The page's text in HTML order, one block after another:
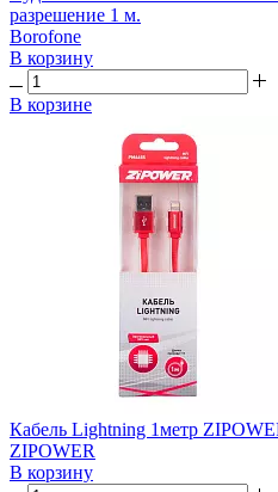
разрешение 1 м.
Borofone
В корзину
В корзине
Кабель Lightning 1метр
ZIPOWER
В корзину